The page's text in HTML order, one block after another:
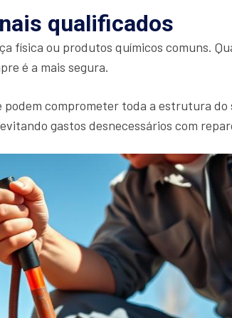
qualificados
física ou produtos químicos comuns.
é a mais segura.
comprometer toda a estrutura do
gastos desnecessários com